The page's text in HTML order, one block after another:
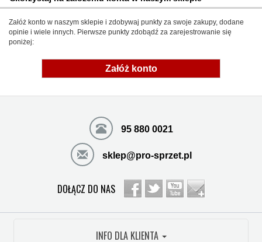
Załóż konto w naszym sklepie i zdobywaj punkty za swoje zakupy, dodane
opinie i wiele innych. Pierwsze punkty zdobądź za zarejestrowanie się
poniżej:
Załóż konto
95 880 0021
sklep@pro-sprzet.pl
DOŁĄCZ DO NAS
INFO DLA KLIENTA